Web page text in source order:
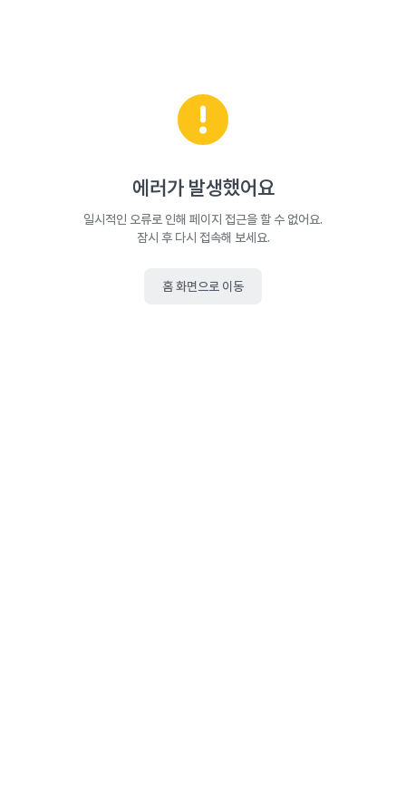
에러가 발생했어요
일시적인 오류로 인해 페이지 접근을 할 수 없어요.
잠시 후 다시 접속해 보세요.
홈 화면으로 이동